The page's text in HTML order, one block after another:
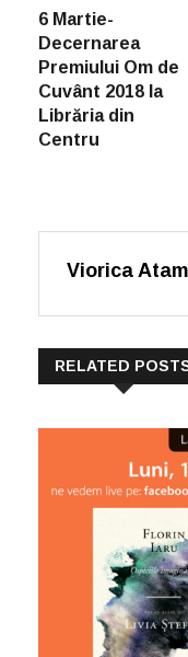
6 Martie-
Decernarea
Premiului Om de
Cuvânt 2018 la
Librăria din
Centru
Viorica
RELATED